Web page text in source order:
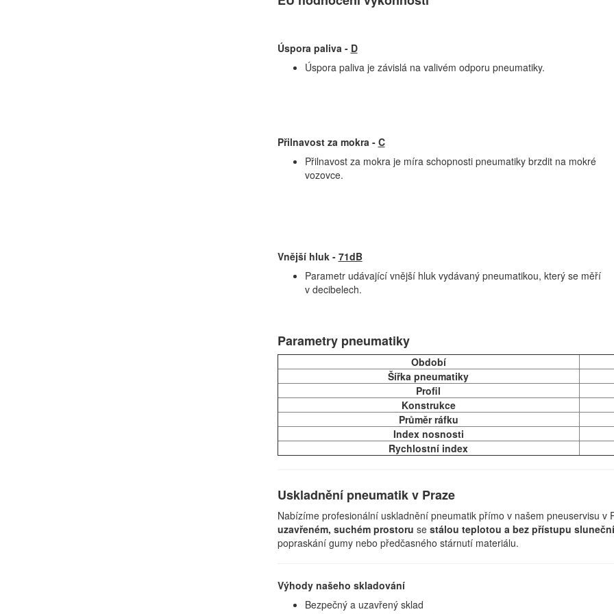
Úspora paliva - D
Úspora paliva je závislá na valivém odporu pneumatiky.
Přilnavost za mokra - C
Přilnavost za mokra je míra schopnosti pneumatiky brzdit na mokré
vozovce.
Vnější hluk - 71dB
Parametr udávající vnější hluk vydávaný pneumatikou, který se měří
v decibelech.
Parametry pneumatiky
Období
Šířka pneumatiky
Profil
Konstrukce
Průměr ráfku
Index nosnosti
Rychlostní index
Uskladnění pneumatik v Praze
Nabízíme profesionální uskladnění pneumatik přímo v našem pneuservisu v
uzavřeném, suchém prostoru se stálou teplotou a bez přístupu
popraskání gumy nebo předčasného stárnutí materiálu.
Výhody našeho skladování
Bezpečný a uzavřený sklad